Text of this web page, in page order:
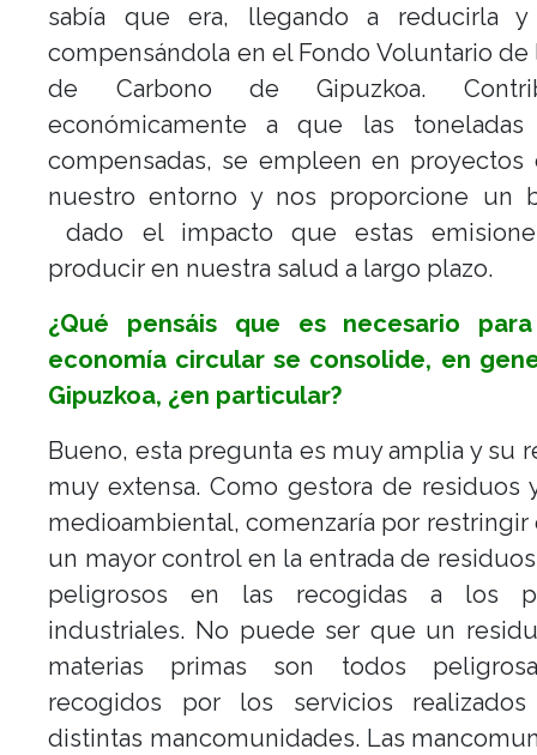
sabía que era, llegando a reducirla y
compensándola en el Fondo Voluntario de
de Carbono de Gipuzkoa.
económicamente a que las
compensadas, se empleen en proyectos
nuestro entorno y nos proporcione un
dado el impacto que estas
producir en nuestra salud a largo plazo.
¿Qué pensáis que es necesario
economía circular se consolide, en
Gipuzkoa, ¿en particular?
Bueno, esta pregunta es muy amplia y su
muy extensa. Como gestora de residuos
medioambiental, comenzaría por restringir
un mayor control en la entrada de
peligrosos en las recogidas a los
industriales. No puede ser que un
materias primas son todos
recogidos por los servicios
distintas mancomunidades. Las